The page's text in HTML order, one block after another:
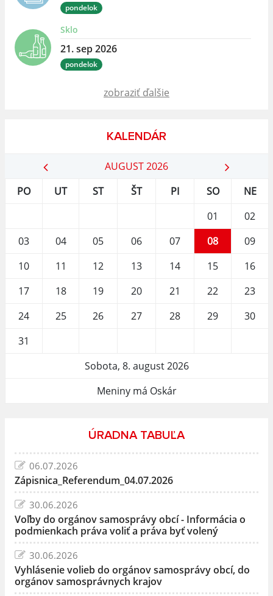
pondelok
Sklo
21. sep 2026
pondelok
zobraziť ďalšie
KALENDÁR
AUGUST 2026
PO
UT ST ŠT PI SO
NE
01
02
03
04 05 06 07 08
09
10
11 12 13 14 15
16
17
18 19 20 21 22
23
24
25 26 27 28 29
30
31
Sobota, 8. august 2026
Meniny má Oskár
ÚRADNA TABUĽA
06.07.2026
Zápisnica_Referendum_04.07.2026
30.06.2026
Voľby do orgánov samosprávy obcí - Informácia o
podmienkach práva voliť a práva byť volený
30.06.2026
Vyhlásenie volieb do orgánov samosprávy obcí, do
orgánov samosprávnych krajov